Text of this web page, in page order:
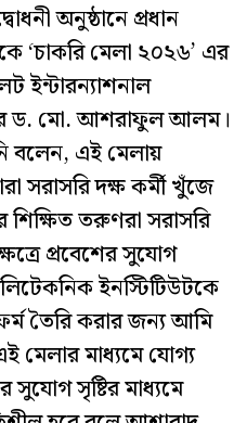
অনুষ্ঠানে প্রধান
‘চাকরি মেলা ২০২৬’ এর
ইন্টারন্যাশনাল
ড. মো. আশরাফুল আলম।
বলেন, এই মেলায়
সরাসরি দক্ষ কর্মী খুঁজে
তরুণরা সরাসরি
প্রবেশের সুযোগ
ইনস্টিটিউটকে
তৈরি করার জন্য আমি
মেলার মাধ্যমে যোগ্য
সুযোগ সৃষ্টির মাধ্যমে